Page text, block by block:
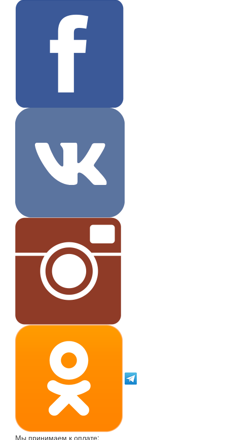
Мы принимаем к оплате: